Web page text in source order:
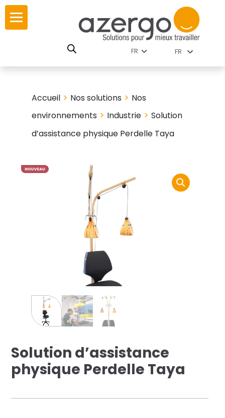
Skip
content
par famille
travail
FR
Accueil > Nos solutions > Nos
environnements > Industrie >Solution
d’assistance physique Perdelle Taya
Solution d’assistance
physique Perdelle Taya